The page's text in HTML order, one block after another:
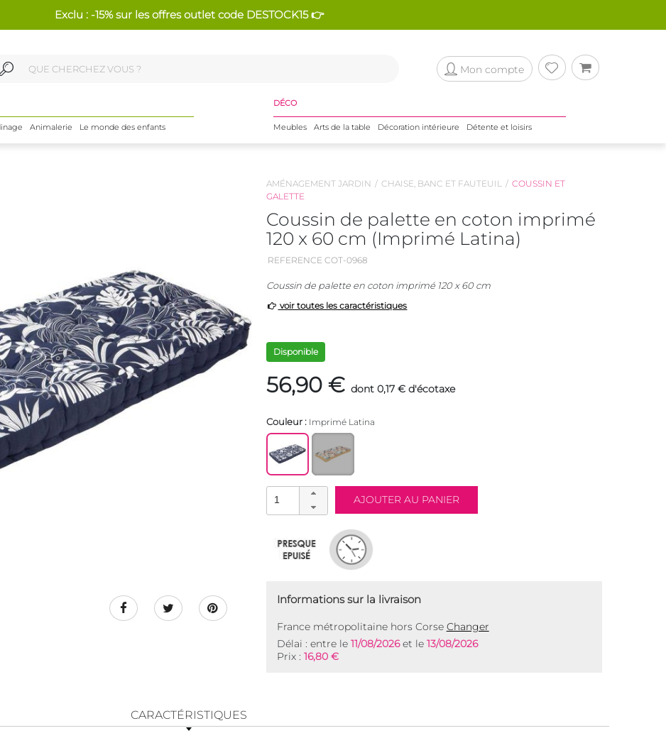
Exclu : -15% sur les offres outlet code DESTOCK15 👉
Mon compte
Animalerie Le monde des enfants
DÉCO
Meubles Arts de la table Décoration intérieure Détente et loisirs
AMÉNAGEMENT JARDIN CHAISE, BANC ET FAUTEUIL
COUSSIN ET
GALETTE
Coussin de palette en coton imprimé
120 x 60 cm (Imprimé Latina)
REFERENCE COT-0968
Coussin de palette en coton imprimé 120 x 60 cm
voir toutes les caractéristiques
Disponible
56,90 € dont 0,17 € d'écotaxe
Couleur : Imprimé Latina
Informations sur la livraison
France métropolitaine hors Corse Changer
Délai : entre le 11/08/2026et le 13/08/2026
Prix : 16,80 €
CARACTÉRISTIQUES